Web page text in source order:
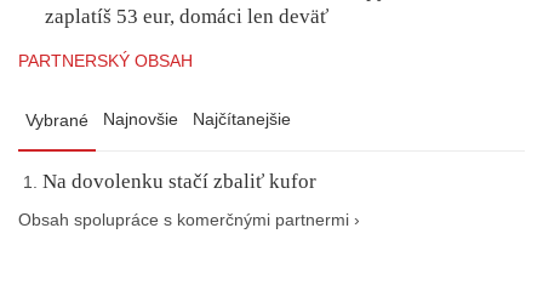
zaplatíš 53 eur, domáci len deväť
PARTNERSKÝ OBSAH
Vybrané Najnovšie Najčítanejšie
Na dovolenku stačí zbaliť kufor
Obsah spolupráce s komerčnými partnermi ›